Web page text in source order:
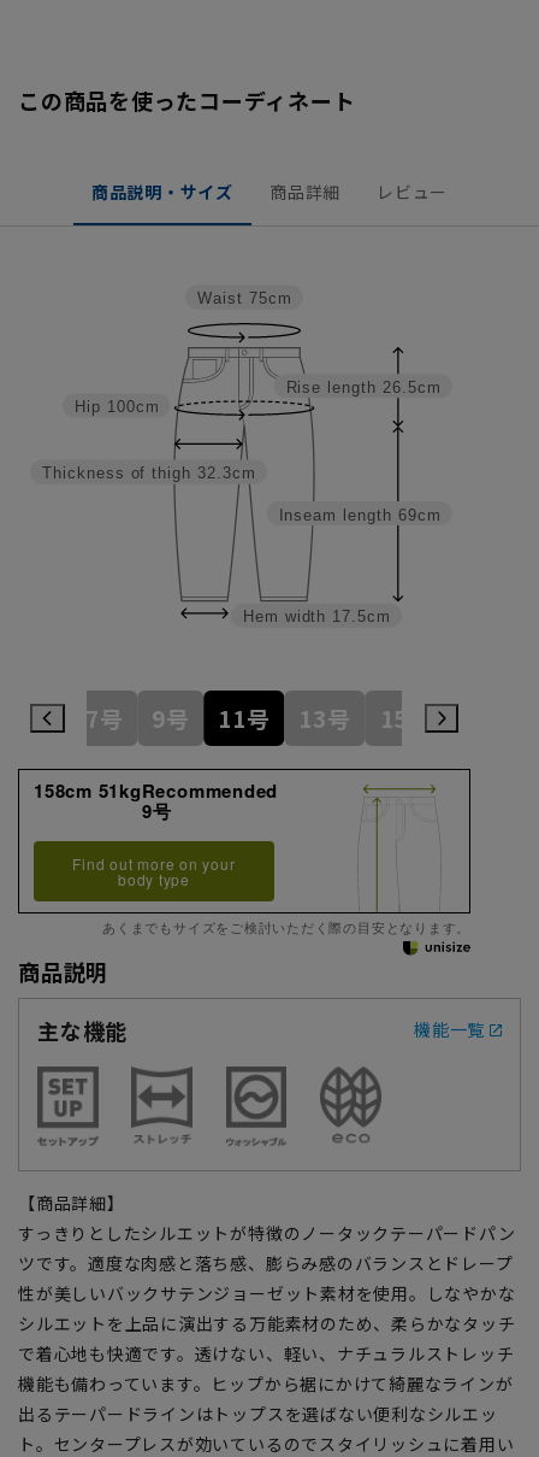
この商品を使ったコーディネート
商品説明・サイズ 商品詳細 レビュー
Inseam length 69cm
Rise length 26.5cm
Hem width 17.5cm
Thickness of thigh 32.3cm
Hip 100cm
Waist 75cm
5号 7号 9号 11号 13号 15号
158cm 51kgRecommended
9号
Find out more on your
body type
あくまでもサイズをご検討いただく際の目安となります。
商品説明
主な機能
機能一覧
【商品詳細】
すっきりとしたシルエットが特徴のノータックテーパードパン
ツです。適度な肉感と落ち感、膨らみ感のバランスとドレープ
性が美しいバックサテンジョーゼット素材を使用。しなやかな
シルエットを上品に演出する万能素材のため、柔らかなタッチ
で着心地も快適です。透けない、軽い、ナチュラルストレッチ
機能も備わっています。ヒップから裾にかけて綺麗なラインが
出るテーパードラインはトップスを選ばない便利なシルエッ
ト。センタープレスが効いているのでスタイリッシュに着用い